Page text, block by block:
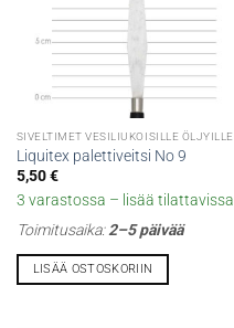
SIVELTIMET VESILIUKOISILLE ÖLJYILLE
Liquitex palettiveitsi No 9
5,50€
3 varastossa – lisää tilattavissa
Toimitusaika:2–5 päivää
LISÄÄ OSTOSKORIIN